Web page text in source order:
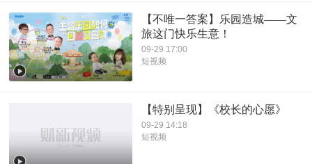
【不唯一答案】乐园造城——文
旅这门快乐生意！
09-29 17:00
短视频
【特别呈现】《校长的心愿》
09-29 14:18
短视频